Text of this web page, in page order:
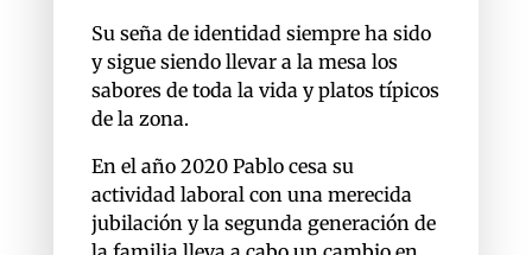
Su seña de identidad siempre ha sido
y sigue siendo llevar a la mesa los
sabores de toda la vida y platos típicos
de la zona.
En el año 2020 Pablo cesa su
actividad laboral con una merecida
jubilación y la segunda generación de